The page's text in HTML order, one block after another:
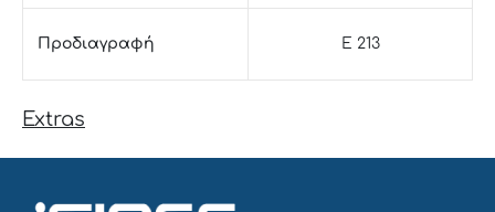
Προδιαγραφή E 213
Extras